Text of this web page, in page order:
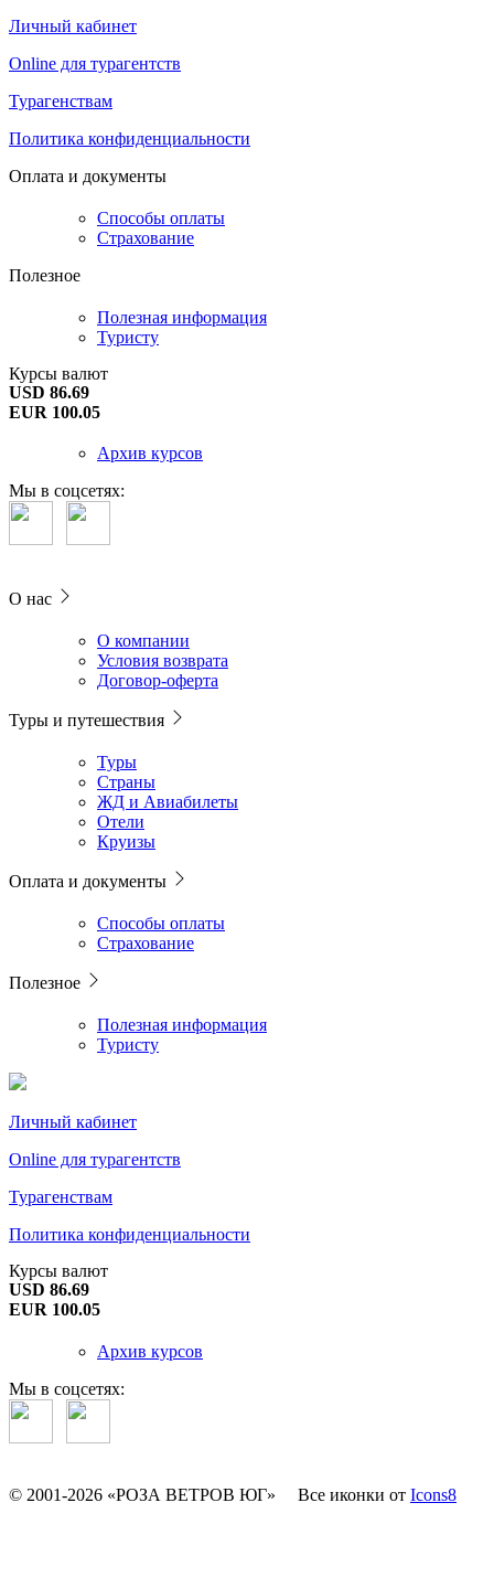
Личный кабинет
Online для турагентств
Турагенствам
Политика конфиденциальности
Оплата и документы
Способы оплаты
Страхование
Полезное
Полезная информация
Туристу
Курсы валют
USD 86.69
EUR 100.05
Архив курсов
Мы в соцсетях:
О нас
О компании
Условия возврата
Договор-оферта
Туры и путешествия
Туры
Страны
ЖД и Авиабилеты
Отели
Круизы
Оплата и документы
Способы оплаты
Страхование
Полезное
Полезная информация
Туристу
Личный кабинет
Online для турагентств
Турагенствам
Политика конфиденциальности
Курсы валют
USD 86.69
EUR 100.05
Архив курсов
Мы в соцсетях:
© 2001-2026 «РОЗА ВЕТРОВ ЮГ» Все иконки от Icons8